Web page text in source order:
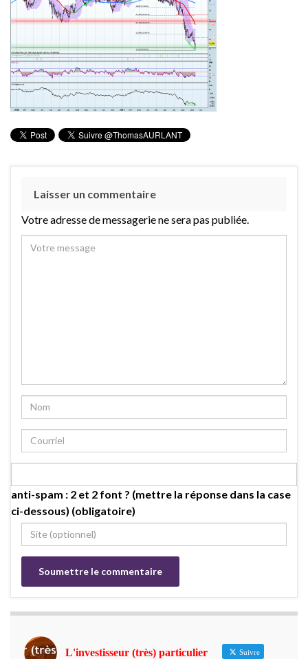
Laisser un commentaire
Votre adresse de messagerie ne sera pas publiée.
anti-spam : 2 et 2 font ? (mettre la réponse dans la case
ci-dessous) (obligatoire)
L'investisseur (très) particulier Suivre